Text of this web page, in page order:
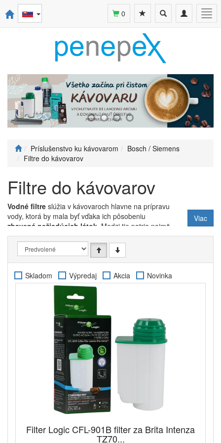
Toggle
navigation
Toggle
search
0
Príslušenstvo ku kávovarom
Bosch / Siemens
Filtre do kávovarov
Filtre do kávovarov
Vodné filtre slúžia v kávovaroch hlavne na prípravu
vody, ktorá by mala byť vďaka ich pôsobeniu
zbavená nežiadúcich látok . Medzi tie patria najmä
mechanické nečistoty, ako napríkladzvyšky hrdze
z potrubia, pozostatky po dezinfekcii vody,
pesticídy, hormóny,ale aj nepríjemná
pachuť, ktorá dokáže pokaziť dojem z vašej kávy.
Vodné filtre do kávovaru Bosch / Siemens značiek
Brita a Filter Logic si poradia s prefiltrovanímaž 50 l
vody na jednu náplň. Pri bežnom použití toto
množstvo zodpovedá zhruba
intervale sa odporúča filtre vymeniť, pretože sú už
zvyčajne úplne nasýtené odfiltrovanými a
nežiaducimi prímesami.Interval výmeny filtravšak
prispôsobte najmä kvalite a tvrdosti vašej vody.
V oblastiach s veľmi tvrdou vodou, ktorá obsahuje
veľké percento vodného kameňa, sa filtre zanášajú
rýchlejšie a je teda potrebné ich meniť v kratších
Nech už dáte prednosťoriginálnym filtrom
Brita Intenza 17000705určeným pre kávovary Bosch
alternatívnym výrobkomanglickej značky Filter
Filter Logic CFL-901B
Viac
Skladom Výpredaj Akcia Novinka
Filter Logic CFL-901B filter za Brita Intenza
TZ70...